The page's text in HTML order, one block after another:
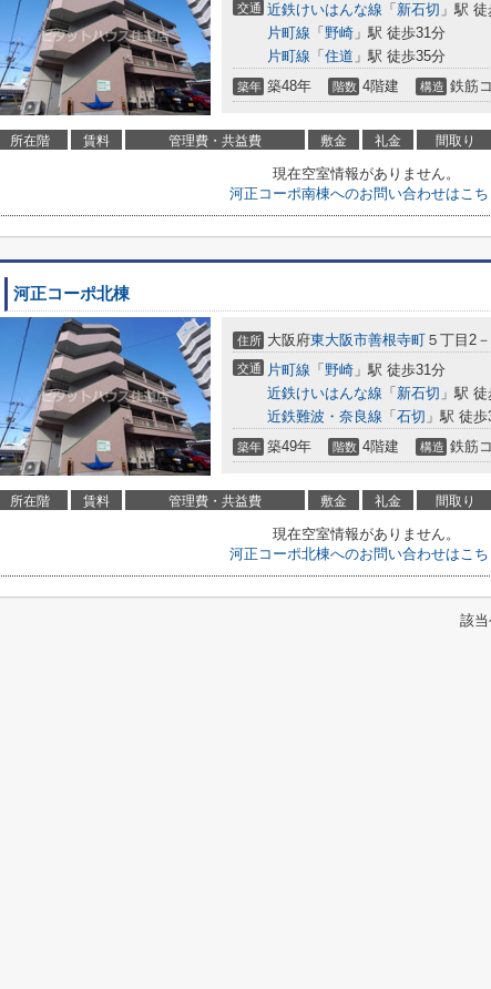
交通 近鉄けいはんな線 「 新石切 」駅
片町線 「 野崎 」駅 徒歩31分
片町線 「 住道 」駅 徒歩35分
築年 築48年 階数 4階建 構造 鉄筋
所在階 賃料 管理費・共益費 敷金 礼金 間取り
現在空室情報がありません。
河正コーポ南棟へのお問い合わせはこち
河正コーポ北棟
住所 大阪府東大阪市善根寺町 ５丁目2
交通 片町線 「 野崎 」駅 徒歩31分
近鉄けいはんな線 「 新石切 」駅
近鉄難波・奈良線 「 石切 」駅 徒歩
築年 築49年 階数 4階建 構造 鉄筋
所在階 賃料 管理費・共益費 敷金 礼金 間取り
現在空室情報がありません。
河正コーポ北棟へのお問い合わせはこち
該